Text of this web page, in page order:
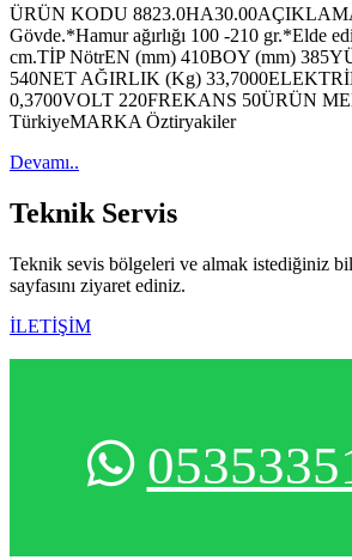
ÜRÜN KODU
Gövde.*Hamur ağırlığı 100 -210 gr.*Elde
cm.TİP NötrEN (mm) 410BOY (mm)
540NET AĞIRLIK (Kg)
0,3700VOLT 220FREKANS 50ÜRÜN
TürkiyeMARKA Öztiryakiler
Devamı..
Teknik Servis
Teknik sevis bölgeleri ve almak istediğiniz
sayfasını ziyaret ediniz.
İLETİŞİM